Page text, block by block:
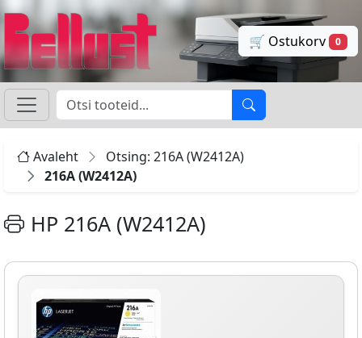
🛒 Ostukorv 0
Avaleht
Otsing: 216A (W2412A)
216A (W2412A)
HP 216A (W2412A)